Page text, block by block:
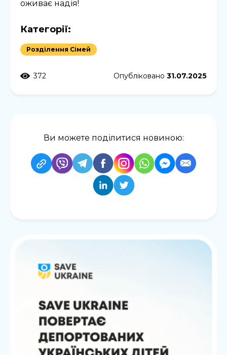
оживає надія!
Категорії:
Розділення Сімей
372 Опубліковано 31.07.2025
Ви можете поділитися новиною: